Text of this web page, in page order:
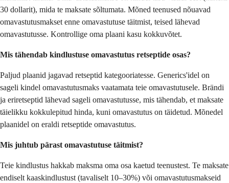
30 dollarit), mida te maksate sõltumata. Mõned teenused nõuavad
omavastutusmakset enne omavastutuse täitmist, teised lähevad
omavastutusse. Kontrollige oma plaani kasu kokkuvõtet.
Mis tähendab kindlustuse omavastutus retseptide osas?
Paljud plaanid jagavad retseptid kategooriatesse. Generics'idel on
sageli kindel omavastutusmaks vaatamata teie omavastutusele. Brändi
ja eriretseptid lähevad sageli omavastutusse, mis tähendab, et maksate
täielikku kokkulepitud hinda, kuni omavastutus on täidetud. Mõnedel
plaanidel on eraldi retseptide omavastutus.
Mis juhtub pärast omavastutuse täitmist?
Teie kindlustus hakkab maksma oma osa kaetud teenustest. Te maksate
endiselt kaaskindlustust (tavaliselt 10–30%) või omavastutusmakseid